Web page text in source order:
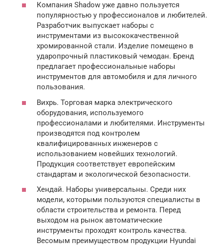
Компания Shadow уже давно пользуется
популярностью у профессионалов и любителей.
Разработчик выпускает наборы с
инструментами из высококачественной
хромированной стали. Изделие помещено в
ударопрочный пластиковый чемодан. Бренд
предлагает профессиональные наборы
инструментов для автомобиля и для личного
пользования.
Вихрь. Торговая марка электрического
оборудования, используемого
профессионалами и любителями. Инструменты
производятся под контролем
квалифицированных инженеров с
использованием новейших технологий.
Продукция соответствует европейским
стандартам и экологической безопасности.
Хендай. Наборы универсальны. Среди них
модели, которыми пользуются специалисты в
области строительства и ремонта. Перед
выходом на рынок автоматические
инструменты проходят контроль качества.
Весомым преимуществом продукции Hyundai